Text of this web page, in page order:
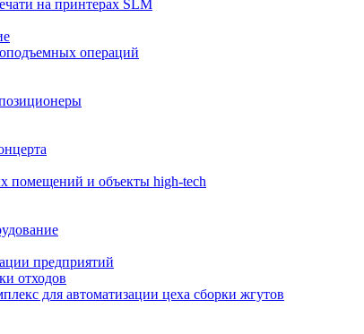
на принтерах SLM
операций
помещений и объекты high-tech
предприятий
отходов
для автоматизации цеха сборки жгутов